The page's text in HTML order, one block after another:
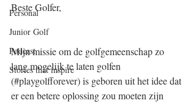
Personal
Junior Golf
Podcast
Stories that inspire
Beste Golfer,
Mijn missie om de golfgemeenschap zo
lang mogelijk te laten golfen
(#playgolfforever) is geboren uit het idee dat
er een betere oplossing zou moeten zijn